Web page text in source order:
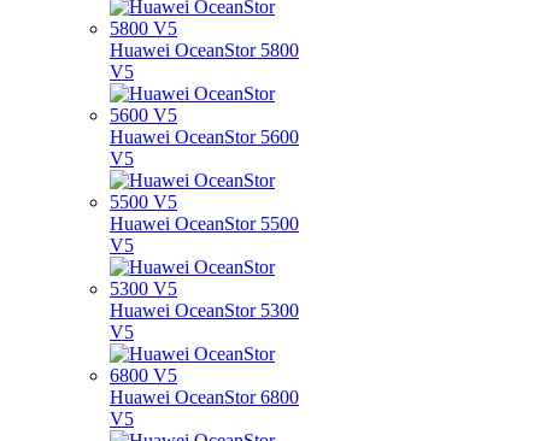
Huawei OceanStor 5800
V5
Huawei OceanStor 5600
V5
Huawei OceanStor 5500
V5
Huawei OceanStor 5300
V5
Huawei OceanStor 6800
V5